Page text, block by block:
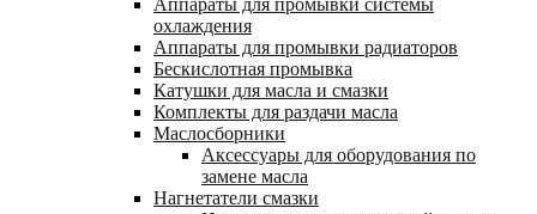
Аппараты для промывки системы
охлаждения
Аппараты для промывки радиаторов
Бескислотная промывка
Катушки для масла и смазки
Комплекты для раздачи масла
Маслосборники
Аксессуары для оборудования по
замене масла
Нагнетатели смазки